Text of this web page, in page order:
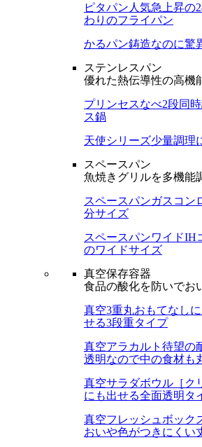
ピタパン 人気急上昇の
わりのフライパン
かるパン鋳造なのに驚
ステンレスパン
優れた熱伝導性の高機
プリンセスなべ2段同
ス鍋
天使シリーズ少量調理
スペースパン
魚焼きグリルを多機能
スペースパンガスコン
分サイズ
スペースパンワイドIH
のワイドサイズ
真空保存容器
食品の酸化を防いでお
真空3重丸おもてなし
せる3段重タイプ
真空アラカルト 待望の
透明なので中の食材も
真空サラダボウル［ク
にも出せる全面透明タ
真空フレッシュボック
おいや色がつきにくい